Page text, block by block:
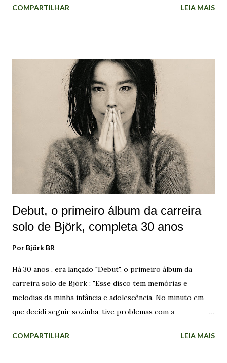
microfone vestida como uma boneca de porcelana. As
Laugardalshöll, abrindo espaço para uma subcultura com a
qual dezenas de jovens encontraram sua identidade.
Enquanto o Tappi Tíkarrass atuava na cena underground ,
Björk começou a cantar com um outro grupo de jovens. O
coral Hamrahlíð foi fundado em 1982 por Þorgerður
Ingólfsdóttir , que continua sendo sua maestrina até hoje.
Com muita dedicação, ela formou milhares de musicistas na
região, conquistando o respeito e a admiração de seus
conterrâneos, bem como de outras pessoas em várias
partes d...
COMPARTILHAR LEIA MAIS
Debut, o primeiro álbum da carreira
solo de Björk, completa 30 anos
Por Björk BR
Há 30 anos , era lançado "Debut", o primeiro álbum da
carreira solo de Björk : "Esse disco tem memórias e
melodias da minha infância e adolescência. No minuto em
que decidi seguir sozinha, tive problemas com a
Islândia, que queria lançar sua própria música para o resto
COMPARTILHAR LEIA MAIS